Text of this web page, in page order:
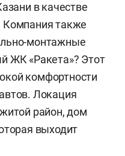
в качестве
Компания также
монтажные
ЖК «Ракета»? Этот
комфортности
Локация
район, дом
выходит